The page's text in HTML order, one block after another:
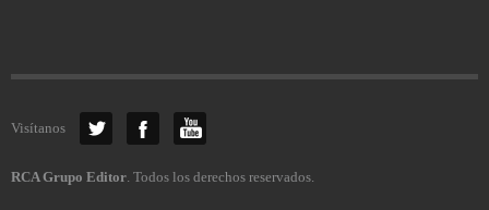
Visítanos
RCA Grupo Editor. Todos los derechos reservados.